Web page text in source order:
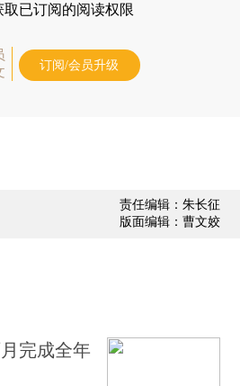
取已订阅的阅读权限
订阅/会员升级
责任编辑：朱长征
版面编辑：曹文姣
完成全年